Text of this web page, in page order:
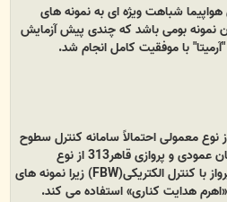
شباهت ویژه ای به نمونه های
نمونه بومی باشد که چندی پیش آزمایش
با موفقیت کامل انجام شد.
نوع معمولی احتمالاً سامانه کنترل سطوح
متحرک بال و پیش بال و سکان عمودی و پروازی قاهر313 از نوع
هیدرولیکی است نه سامانه پرواز با کنترل الکتریکی(FBW) زیرا نمونه های
هدایت کناری» استفاده می کند.